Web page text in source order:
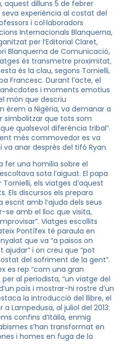
aquest dilluns 5 de febrer
experiència al costat del
i col·laboradors
Internacionals Blanquerna,
per l’Editorial Claret,
Blanquerna de Comunicació,
és transmetre proximitat,
és la clau, segons Tornielli,
Francesc. Durant l’acte, el
i moments emotius
món que descriu
érem a Nigèria, va demanar a
simbolitzar que tots som
qualsevol diferència tribal”.
més commovedor es va
va anar després del tifó Ryan.
fer una homilia sobre el
sota l’aiguat. El papa
els viatges d’aquest
Els discursos els prepara
amb l’ajuda dels seus
se amb el lloc que visita,
Viatges escollits
Pontífex té paraula en
que va “a països on
i on creu que “pot
del sofriment de la gent”.
es rep “com una gran
al periodista, “un viatge del
país i mostrar-hi rostre d’un
la introducció del llibre, el
Lampedusa, al juliol del 2013:
confins d’Itàlia, enmig
s’han transformat en
i homes en fuga de la